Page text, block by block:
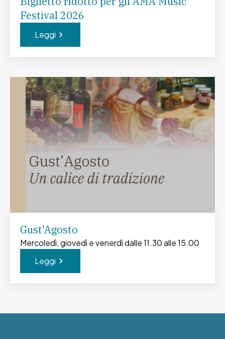
Festival 2026
Leggi
Gust'Agosto
Mercoledì, giovedì e venerdì dalle 11.30 alle 15.00
Leggi